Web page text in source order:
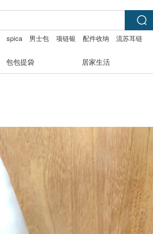
spica 男士包 项链银 配件收纳 流苏耳链
包包提袋 居家生活